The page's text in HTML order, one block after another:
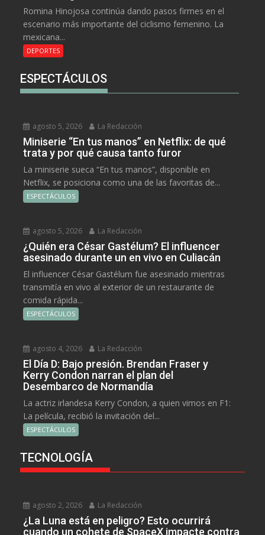
Romina Hinojosa continúa dando pasos firmes en el
escenario más importante del ciclismo femenino. La
mexicana...
DEPORTES
ESPECTÁCULOS
agosto 5, 2026 La Redacción
Miniserie “En tus manos” en Netflix: de qué
trata y por qué causa tanto furor
La miniserie sueca “En tus manos”, disponible en
Netflix, se posiciona como una de las favoritas de...
ESPECTÁCULOS
agosto 5, 2026 La Redacción
¿Quién era César Gastélum? El influencer
asesinado durante un en vivo en Culiacán
El influencer César Gastélum fue asesinado mientras
transmitía en vivo al exterior de un restaurante de
comida rápida...
ESPECTÁCULOS
agosto 4, 2026 La Redacción
El Día D: Bajo presión. Brendan Fraser y
Kerry Condon narran el plan del
Desembarco de Normandía
La actriz irlandesa Kerry Condon, a quien vimos en F1:
La película, recibió la invitación del...
ESPECTÁCULOS
TECNOLOGÍA
agosto 2, 2026 La Redacción
¿La Luna está en peligro? Esto ocurrirá
cuando un cohete de SpaceX impacte contra